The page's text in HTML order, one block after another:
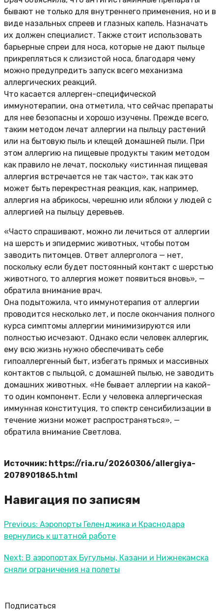
бывают не только для внутреннего применения, но и в
виде назальных спреев и глазных капель. Назначать
их должен специалист. Также стоит использовать
барьерные спреи для носа, которые не дают пыльце
прикрепляться к слизистой носа, благодаря чему
можно предупредить запуск всего механизма
аллергических реакций.
Что касается аллерген-специфической
иммунотерапии, она отметила, что сейчас препараты
для нее безопасны и хорошо изучены. Прежде всего,
таким методом лечат аллергии на пыльцу растений
или на бытовую пыль и клещей домашней пыли. При
этом аллергию на пищевые продукты таким методом
как правило не лечат, поскольку «истинная пищевая
аллергия встречается не так часто», так как это
может быть перекрестная реакция, как, например,
аллергия на абрикосы, черешню или яблоки у людей с
аллергией на пыльцу деревьев.
«Часто спрашивают, можно ли лечиться от аллергии
на шерсть и эпидермис животных, чтобы потом
заводить питомцев. Ответ аллерголога — нет,
поскольку если будет постоянный контакт с шерстью
животного, то аллергия может появиться вновь», —
обратила внимание врач.
Она подытожила, что иммунотерапия от аллергии
проводится несколько лет, и после окончания полного
курса симптомы аллергии минимизируются или
полностью исчезают. Однако если человек аллергик,
ему всю жизнь нужно обеспечивать себе
гипоаллергенный быт, избегать прямых и массивных
контактов с пыльцой, с домашней пылью, не заводить
домашних животных. «Не бывает аллергии на какой-
то один компонент. Если у человека аллергическая
иммунная конституция, то спектр сенсибилизации в
течение жизни может распространяться», —
обратила внимание Светлова.
Источник: https://ria.ru/20260306/allergiya-
2078901865.html
Навигация по записям
Previous: Аэропорты Геленджика и Краснодара
вернулись к штатной работе
Next: В аэропортах Бугульмы, Казани и Нижнекамска
сняли ограничения на полеты
Подписаться